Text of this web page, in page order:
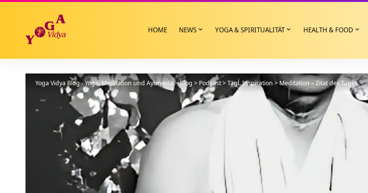
HOME NEWS YOGA & SPIRITUALITÄT HEALTH & FOOD
Yoga Vidya Blog - Yoga, Meditation und Ayurveda>Blog > Podcast>Tägl. Inspiration >Meditation – Zitat des Tages